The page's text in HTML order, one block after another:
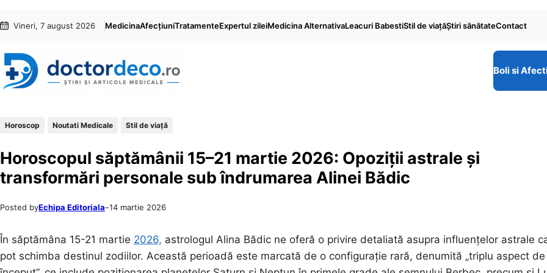
conținut
content
Vineri, 7 august 2026 MedicinaAfecțiuniTratamenteExpertul zileiMedicina AlternativaLeacuri BabestiStil de viaţăŞtiri sănătateContact
Boli si
Horoscop Noutati Medicale Stil de viaţă
Horoscopul săptămânii 15–21 martie 2026: Opoziții astrale și
transformări personale sub îndrumarea Alinei Bădic
Posted byEchipa Editoriala–14 martie 2026
În săptămâna 15-21 martie 2026, astrologul Alina Bădic ne oferă o privire detaliată asupra influențelor astrale
pot schimba destinul zodiilor. Această perioadă este marcată de o configurație rară, denumită „triplu aspect de